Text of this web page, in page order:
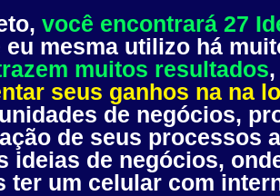
você encontrará 27
eu mesma utilizo há
muitos resultados
seus ganhos na na
de negócios,
de seus processos
ideias de negócios,
ter um celular com